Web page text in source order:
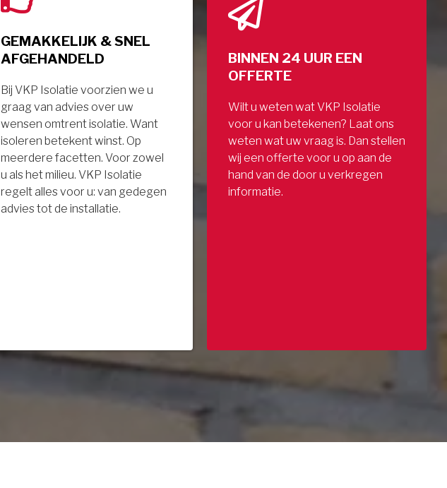
GEMAKKELIJK & SNEL
AFGEHANDELD
Bij VKP Isolatie voorzien we u
graag van advies over uw
wensen omtrent isolatie. Want
isoleren betekent winst. Op
meerdere facetten. Voor zowel
u als het milieu. VKP Isolatie
regelt alles voor u: van gedegen
advies tot de installatie.
BINNEN 24 UUR EEN
OFFERTE
Wilt u weten wat VKP Isolatie
voor u kan betekenen? Laat ons
weten wat uw vraag is. Dan stellen
wij een offerte voor u op aan de
hand van de door u verkregen
informatie.